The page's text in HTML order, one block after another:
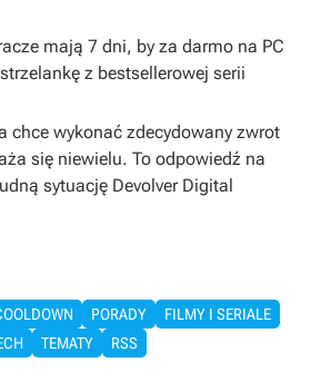
mają 7 dni, by za darmo na PC
z bestsellerowej serii
chce wykonać zdecydowany zwrot
się niewielu. To odpowiedź na
sytuację Devolver Digital
PORADY
FILMY I SERIALE
TEMATY RSS